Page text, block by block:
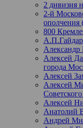
2 дивизия
2-й
ополчения
800
А.П.Гайдар
Алексей
города
Алексей
Алексей
Алексей
Анатолий
Андрей